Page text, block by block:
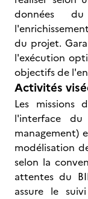
données
du projet.
l'exécution
objectifs de
Activités
Les missions
l'interface
management)
modélisation
selon la
attentes du
assure le